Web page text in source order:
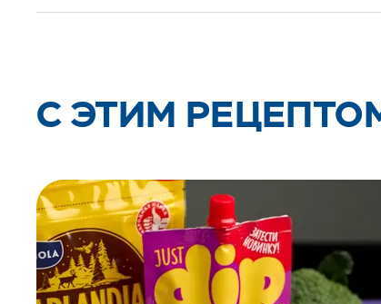
C ЭТИМ